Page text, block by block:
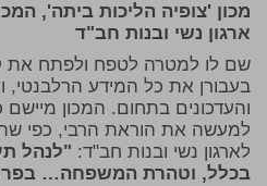
מכון 'צופיה הליכות ביתה',
ארגון נשי ובנות חב"ד
שם לו למטרה לטפח ולפתח את
בעבורן את כל המידע הרלבנטי,
והעדכונים בתחום. המכון
למעשה את הוראת הרבי, כפי
לארגון נשי ובנות חב"ד: "לנהל
בכלל, וטהרת המשפחה…